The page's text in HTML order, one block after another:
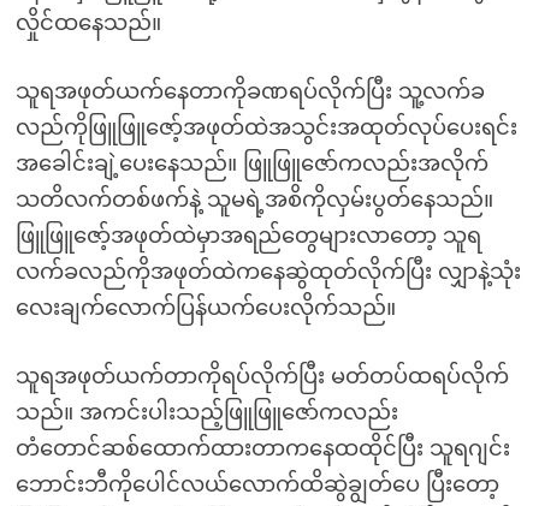
လှိုင်ထနေသည်။
သူရအဖုတ်ယက်နေတာကိုခဏရပ်လိုက်ပြီး သူ့လက်ခ
လည်ကိုဖြူဖြူဇော့်အဖုတ်ထဲအသွင်းအထုတ်လုပ်ပေးရင်း
အခေါင်းချဲ့ပေးနေသည်။ ဖြူဖြူဇော်ကလည်းအလိုက်
သတိလက်တစ်ဖက်နဲ့ သူမရဲ့အစိကိုလှမ်းပွတ်နေသည်။
ဖြူဖြူဇော့်အဖုတ်ထဲမှာအရည်တွေများလာတော့ သူရ
လက်ခလည်ကိုအဖုတ်ထဲကနေဆွဲထုတ်လိုက်ပြီး လျှာနဲ့သုံး
လေးချက်လောက်ပြန်ယက်ပေးလိုက်သည်။
သူရအဖုတ်ယက်တာကိုရပ်လိုက်ပြီး မတ်တပ်ထရပ်လိုက်
သည်။ အကင်းပါးသည့်ဖြူဖြူဇော်ကလည်း
တံတောင်ဆစ်ထောက်ထားတာကနေထထိုင်ပြီး သူရဂျင်း
ဘောင်းဘီကိုပေါင်လယ်လောက်ထိဆွဲချွတ်ပေ ပြီးတော့